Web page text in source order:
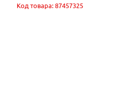
Код товара: 87457325